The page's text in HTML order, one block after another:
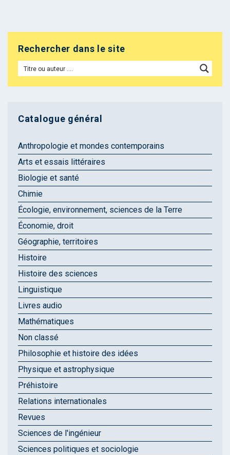
Rechercher dans le site
Catalogue général
Anthropologie et mondes contemporains
Arts et essais littéraires
Biologie et santé
Chimie
Écologie, environnement, sciences de la Terre
Économie, droit
Géographie, territoires
Histoire
Histoire des sciences
Linguistique
Livres audio
Mathématiques
Non classé
Philosophie et histoire des idées
Physique et astrophysique
Préhistoire
Relations internationales
Revues
Sciences de l'ingénieur
Sciences politiques et sociologie